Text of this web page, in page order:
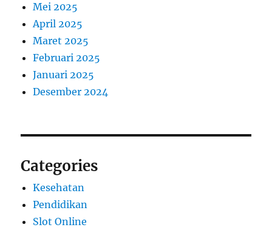
Mei 2025
April 2025
Maret 2025
Februari 2025
Januari 2025
Desember 2024
Categories
Kesehatan
Pendidikan
Slot Online